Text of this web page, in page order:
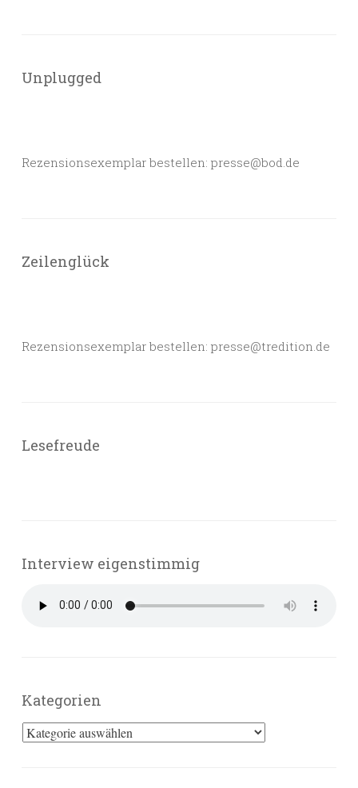
Unplugged
Rezensionsexemplar bestellen: presse@bod.de
Zeilenglück
Rezensionsexemplar bestellen: presse@tredition.de
Lesefreude
Interview eigenstimmig
Kategorien
Kategorien